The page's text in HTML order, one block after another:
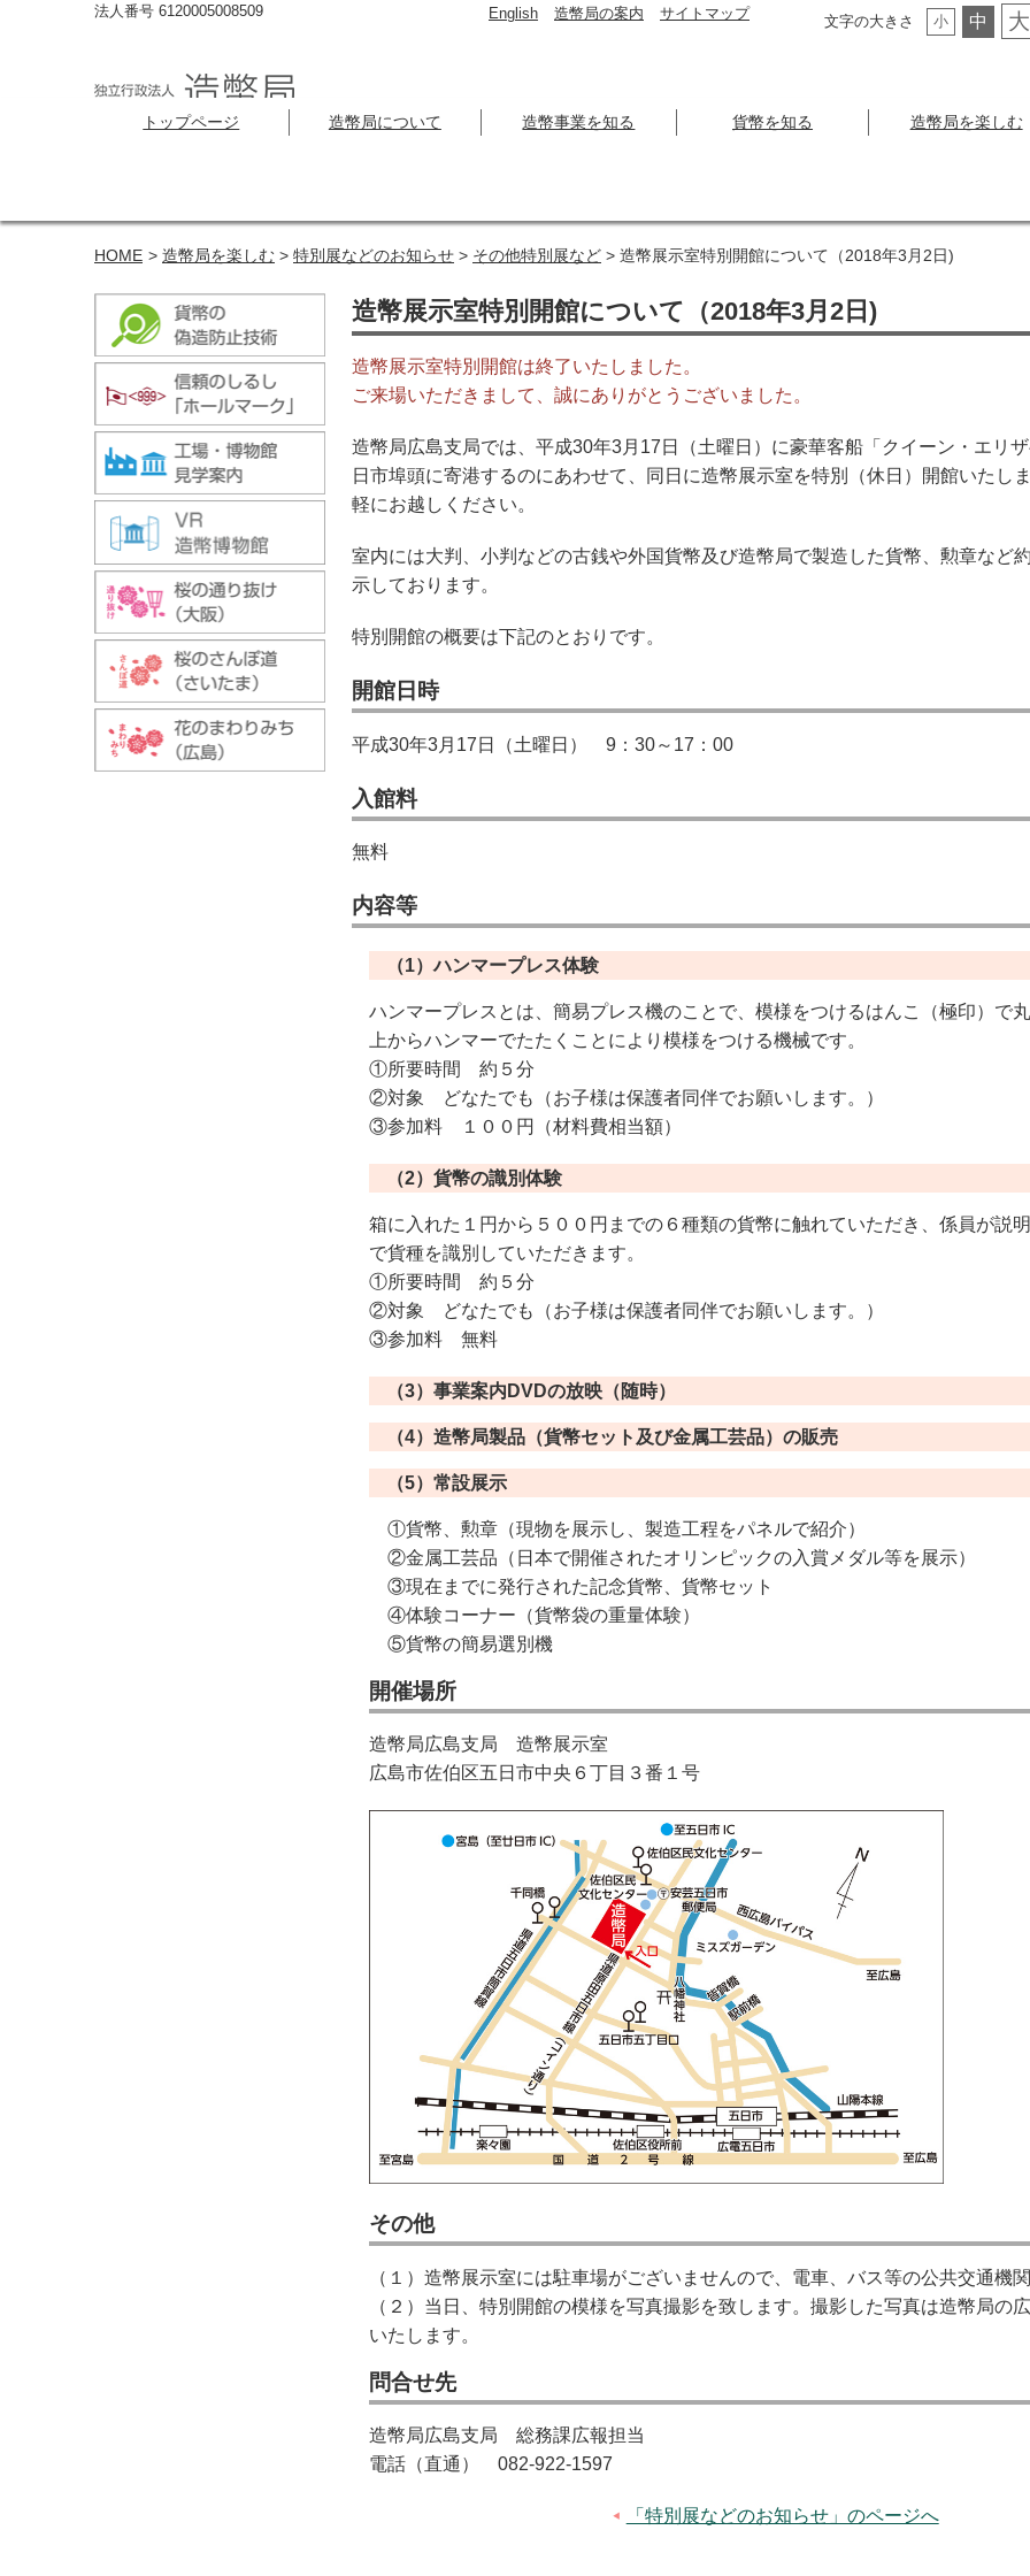
法人番号 6120005008509 English 造幣局の案内 サイトマップ 文字の大きさ 小 中 大
トップページ 造幣局について 造幣事業を知る 貨幣を知る 造幣局を楽しむ
HOME > 造幣局を楽しむ > 特別展などのお知らせ > その他特別展など > 造幣展示室特別開館について（2018年3月2日)
造幣展示室特別開館について（2018年3月2日)
造幣展示室特別開館は終了いたしました。
ご来場いただきまして、誠にありがとうございました。
造幣局広島支局では、平成30年3月17日（土曜日）に豪華客船「クイーン・エリ
日市埠頭に寄港するのにあわせて、同日に造幣展示室を特別（休日）開館いたし
軽にお越しください。
室内には大判、小判などの古銭や外国貨幣及び造幣局で製造した貨幣、勲章など
示しております。
特別開館の概要は下記のとおりです。
開館日時
平成30年3月17日（土曜日） 9：30～17：00
入館料
無料
内容等
（1）ハンマープレス体験
ハンマープレスとは、簡易プレス機のことで、模様をつけるはんこ（極印）で丸
上からハンマーでたたくことにより模様をつける機械です。
①所要時間 約５分
②対象 どなたでも（お子様は保護者同伴でお願いします。）
③参加料 １００円（材料費相当額）
（2）貨幣の識別体験
箱に入れた１円から５００円までの６種類の貨幣に触れていただき、係員が説
で貨種を識別していただきます。
①所要時間 約５分
②対象 どなたでも（お子様は保護者同伴でお願いします。）
③参加料 無料
（3）事業案内DVDの放映（随時）
（4）造幣局製品（貨幣セット及び金属工芸品）の販売
（5）常設展示
①貨幣、勲章（現物を展示し、製造工程をパネルで紹介）
②金属工芸品（日本で開催されたオリンピックの入賞メダル等を展示）
③現在までに発行された記念貨幣、貨幣セット
④体験コーナー（貨幣袋の重量体験）
⑤貨幣の簡易選別機
開催場所
造幣局広島支局 造幣展示室
広島市佐伯区五日市中央６丁目３番１号
その他
（１）造幣展示室には駐車場がございませんので、電車、バス等の公共交通機
（２）当日、特別開館の模様を写真撮影を致します。撮影した写真は造幣局の
いたします。
問合せ先
造幣局広島支局 総務課広報担当
電話（直通） 082-922-1597
「特別展などのお知らせ」のページへ